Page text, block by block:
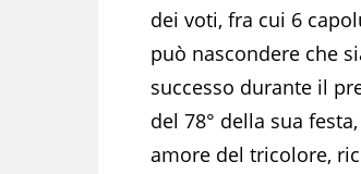
dei voti, fra cui 6
può nascondere che
successo durante il
del 78° della sua
amore del tricolore,